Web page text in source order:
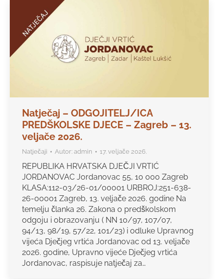
Natječaj – ODGOJITELJ/ICA
PREDŠKOLSKE DJECE – Zagreb – 13.
veljače 2026.
Natječaji Autor: admin 17. veljače 2026.
REPUBLIKA HRVATSKA DJEČJI VRTIĆ
JORDANOVAC Jordanovac 55, 10 000 Zagreb
KLASA:112-03/26-01/00001 URBROJ:251-638-
26-00001 Zagreb, 13. veljače 2026. godine Na
temelju članka 26. Zakona o predškolskom
odgoju i obrazovanju ( NN 10/97, 107/07,
94/13, 98/19, 57/22, 101/23) i odluke Upravnog
vijeća Dječjeg vrtića Jordanovac od 13. veljače
2026. godine, Upravno vijeće Dječjeg vrtića
Jordanovac, raspisuje natječaj za…